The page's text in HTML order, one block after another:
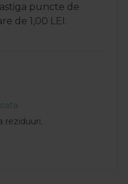
puncte de
de 1,00 LEI.
reziduuri.